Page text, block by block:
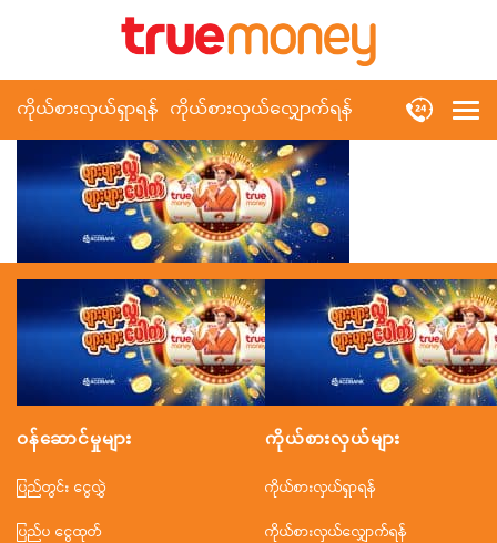
ကိုယ်စားလှယ်ရှာရန် ကိုယ်စားလှယ်လျှောက်ရန်
ဝန်ဆောင်မှုများ
ပြည်တွင်း ငွေလွှဲ
ပြည်ပ ငွေထုတ်
ကိုယ်စားလှယ်များ
ကိုယ်စားလှယ်ရှာရန်
ကိုယ်စားလှယ်လျှောက်ရန်